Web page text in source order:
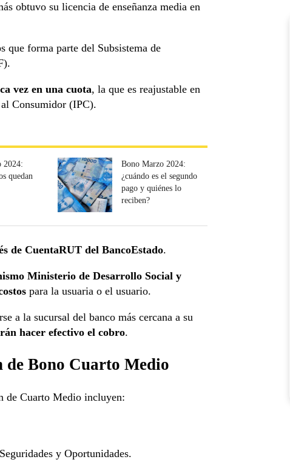
obtuvo su licencia de enseñanza media en
que forma parte del Subsistema de
vez en una cuota, la que es reajustable en
Consumidor (IPC).
2024:
quedan
Bono Marzo 2024:
¿cuándo es el segundo
pago y quiénes lo
reciben?
de CuentaRUT del BancoEstado.
Ministerio de Desarrollo Social y
para la usuaria o el usuario.
a la sucursal del banco más cercana a su
hacer efectivo el cobro.
Bono Cuarto Medio
de Cuarto Medio incluyen:
y Oportunidades.